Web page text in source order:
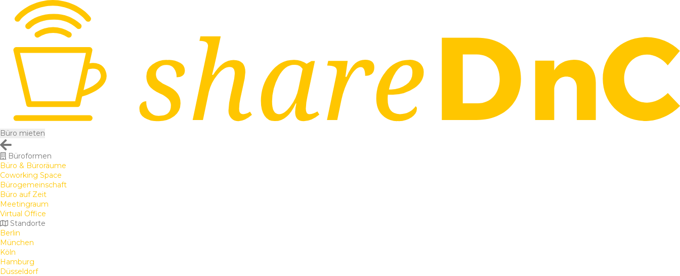
Büro mieten
Büroformen
Büro & Büroräume
Coworking Space
Bürogemeinschaft
Büro auf Zeit
Meetingraum
Virtual Office
Standorte
Berlin
München
Köln
Hamburg
Düsseldorf